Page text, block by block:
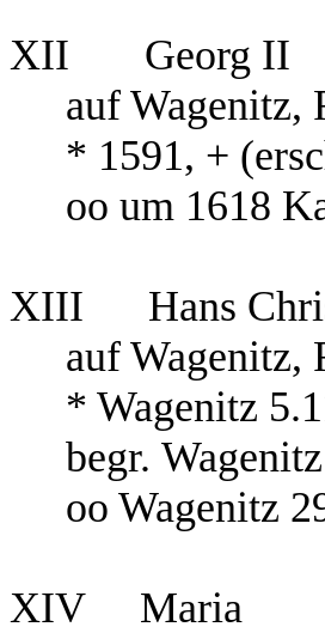
XII
auf
* 1591, +
oo um 1618
XIII Hans
auf Wagenitz,
* Wagenitz
begr.
oo Wagenitz
XIV Maria